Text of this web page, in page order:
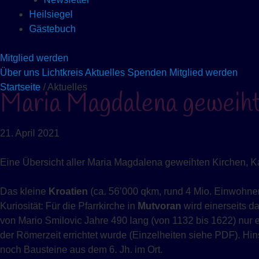
Heilsiegel
Gästebuch
Mitglied werden
Über uns LichtkreisAktuelles Spenden Mitglied werden
Startseite / Aktuelles
Maria Magdalena
21. April 2021
Eine Übersicht aller Maria Magdalena geweihten Kirchen,
Das kleine Kroatien (ca. 56’000 qkm, rund 4 Mio.
Kuriosität: Für die Pfarrkirche in Mutvoran wird einerseits
von Mario Smilovic Jahre 490 lang (von 1132 bis 1622)
der Römerzeit errichtet wurde (Einzelheiten siehe PDF).
noch Bausteine aus dem 6. Jh. im Ort.